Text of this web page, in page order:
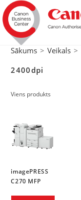
Sākums > Veikals >
2400dpi
Viens produkts
imagePRESS
C270 MFP